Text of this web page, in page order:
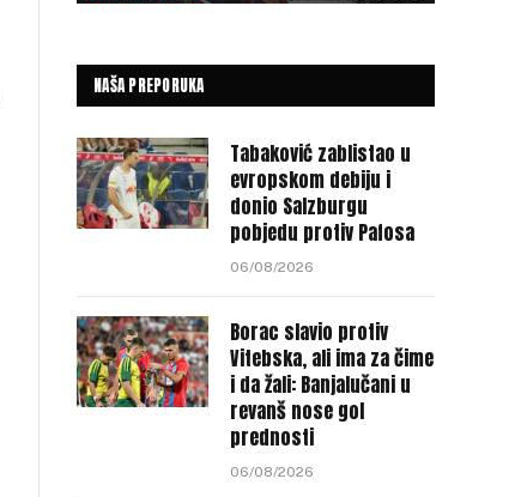
NAŠA PREPORUKA
Tabaković zablistao u
evropskom debiju i
donio Salzburgu
pobjedu protiv Pafosa
06/08/2026
Borac slavio protiv
Vitebska, ali ima za čime
i da žali: Banjalučani u
revanš nose gol
prednosti
06/08/2026